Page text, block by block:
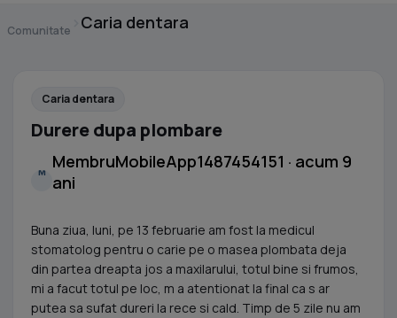
Comunitate Caria dentara
Caria dentara
Durere dupa plombare
M
MembruMobileApp1487454151 · acum 9
ani
Buna ziua, luni, pe 13 februarie am fost la medicul
stomatolog pentru o carie pe o masea plombata deja
din partea dreapta jos a maxilarului, totul bine si frumos,
mi a facut totul pe loc, m a atentionat la final ca s ar
putea sa sufat dureri la rece si cald. Timp de 5 zile nu am